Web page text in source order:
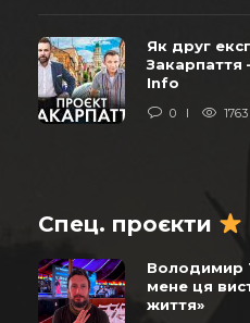
Як друг
Закарпаття
Info
0 1763
Спец. проєкти
Володимир
мене ця
життя»